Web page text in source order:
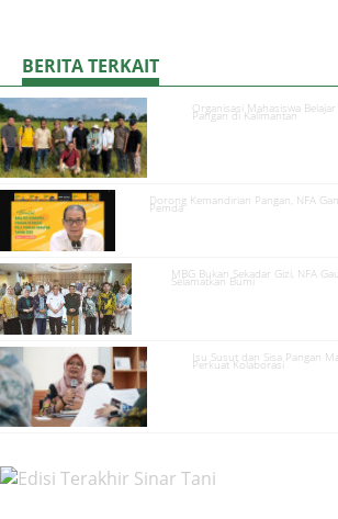
BERITA TERKAIT
Organisasi Mahasiswa
Pangan di Kalimantan
Dorong Kemandirian Pangan, NFA
Pemda
MBG Bukan Sekadar Gizi, NFA
Selamatkan Bumi
Isu Susut dan Sisa Pangan
Perkuat Kolaborasi